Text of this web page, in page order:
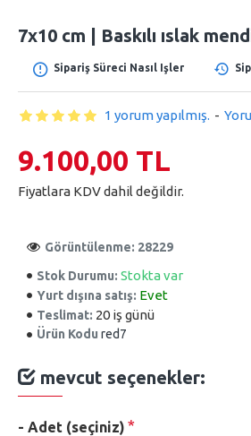
7x10 cm | Baskılı ıslak
Sipariş Süreci Nasıl Işler
Stok Durumu: Stokta var
Yurt dışına satış: Evet
Teslimat: 20 iş günü
Ürün Kodu red7
Görüntülenme: 28229
1 yorum yapılmış. -
9.100,00 TL
Fiyatlara KDV dahil değildir.
mevcut seçenekler:
- Adet (seçiniz)